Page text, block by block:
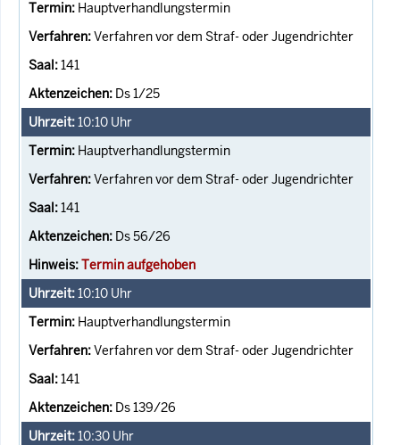
Hauptverhandlungstermin
Verfahren vor dem Straf- oder Jugendrichter
141
Ds 1/25
10:10 Uhr
Hauptverhandlungstermin
Verfahren vor dem Straf- oder Jugendrichter
141
Ds 56/26
Termin aufgehoben
10:10 Uhr
Hauptverhandlungstermin
Verfahren vor dem Straf- oder Jugendrichter
141
Ds 139/26
10:30 Uhr